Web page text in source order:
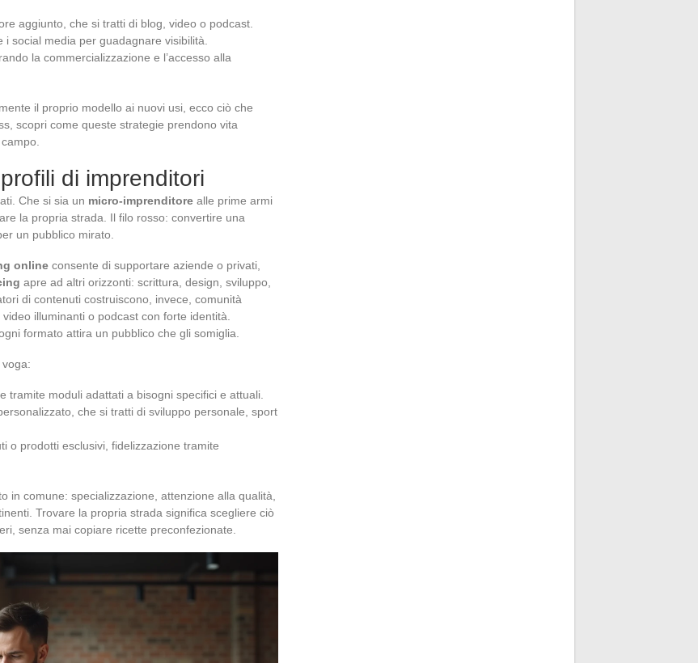
aggiunto, che si tratti di blog, video o podcast.
social media per guadagnare visibilità.
la commercializzazione e l’accesso alla
il proprio modello ai nuovi usi, ecco ciò che
scopri come queste strategie prendono vita
di imprenditori
Che si sia un micro-imprenditore alle prime armi
la propria strada. Il filo rosso: convertire una
un pubblico mirato.
online consente di supportare aziende o privati,
apre ad altri orizzonti: scrittura, design, sviluppo,
di contenuti costruiscono, invece, comunità
illuminanti o podcast con forte identità.
formato attira un pubblico che gli somiglia.
tramite moduli adattati a bisogni specifici e attuali.
che si tratti di sviluppo personale, sport
o prodotti esclusivi, fidelizzazione tramite
in comune: specializzazione, attenzione alla qualità,
Trovare la propria strada significa scegliere ciò
senza mai copiare ricette preconfezionate.